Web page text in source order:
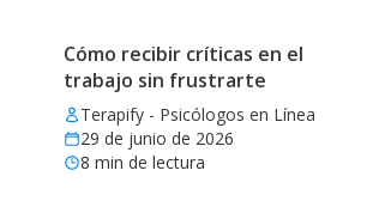
Cómo recibir críticas en el
trabajo sin frustrarte
Terapify - Psicólogos en Línea
29 de junio de 2026
8 min de lectura